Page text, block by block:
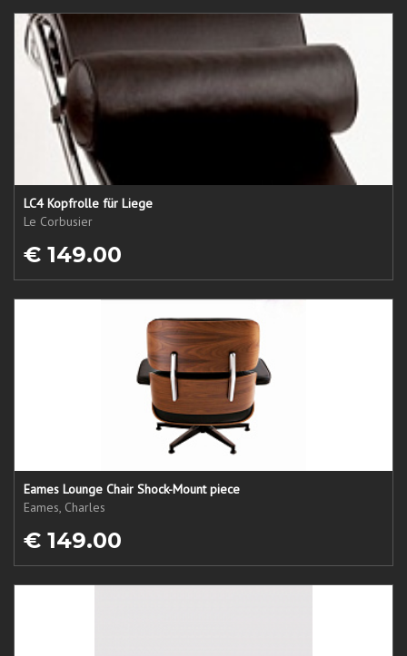
LC4 Kopfrolle für Liege
Le Corbusier
€ 149.00
Eames Lounge Chair Shock-Mount piece
Eames, Charles
€ 149.00